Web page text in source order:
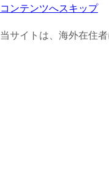
コンテンツへスキップ
当サイトは、海外在住